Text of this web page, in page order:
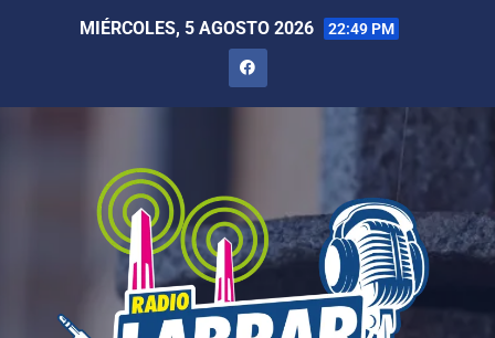
MIÉRCOLES, 5 AGOSTO 2026 22:49 PM